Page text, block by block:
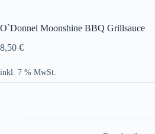
O`Donnel Moonshine BBQ Grillsauce
8,50 €
inkl. 7 % MwSt.